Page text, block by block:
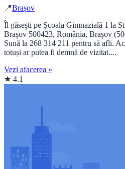
📍Brașov
Îl găsești pe Școala Gimnazială 1 la
Brașov 500423, România, Brașov
Sună la 268 314 211 pentru să afli.
totuși ar putea fi demnă de vizitat....
Vezi afacerea »
★ 4.1